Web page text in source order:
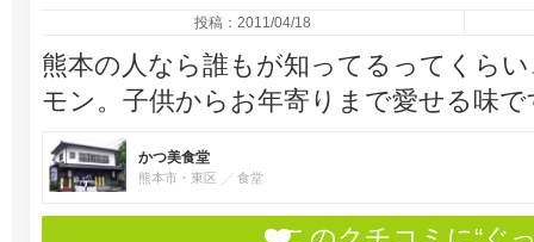
投稿：2011/04/18
熊本の人なら誰もが知ってるってくら
モン。子供からお年寄りまで愛せる味で
かつ美食堂
熊本市・東区 食堂